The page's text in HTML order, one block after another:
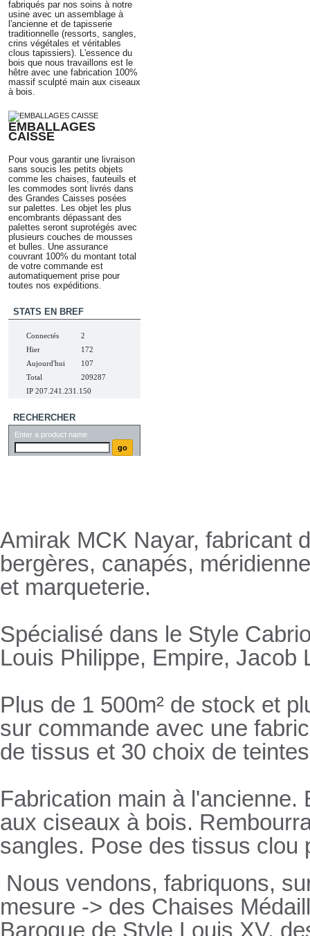
fabriqués par nos soins à notre
usine avec un assemblage à
l'ancienne et de tapisserie
traditionnelle (ressorts, sangles,
crins végétales et véritables
clous tapissiers). L'essence du
bois que nous travaillons est le
hêtre avec une fabrication 100%
massif sculpté main aux ciseaux
à bois.
EMBALLAGES
CAISSE
Pour vous garantir une livraison
sans soucis les petits objets
comme les chaises, fauteuils et
les commodes sont livrés dans
des Grandes Caisses posées
sur palettes. Les objet les plus
encombrants dépassant des
palettes seront suprotégés avec
plusieurs couches de mousses
et bulles. Une assurance
couvrant 100% du montant total
de votre commande est
automatiquement prise pour
toutes nos expéditions.
STATS EN BREF
Connectés
2
Hier
172
Aujourd'hui
107
Total
209287
IP 207.241.231.150
RECHERCHER
Enter a product name
Amirak MCK Nayar, fabricant
bergères, canapés,
et marqueterie.
Spécialisé dans le Style
Louis Philippe, Empire, Jacob
Plus de 1 500m² de stock et
sur commande avec une
de tissus et 30 choix de
Fabrication main à
aux ciseaux à bois.
sangles. Pose des tissus clou
Nous vendons, fabriquons,
mesure -> des Chaises
Baroque de Style Louis XV,